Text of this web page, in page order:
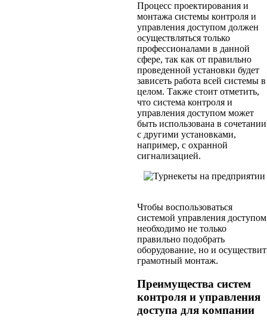
Процесс проектирования и
монтажа системы контроля и
управления доступом должен
осуществляться только
профессионалами в данной
сфере, так как от правильно
проведенной установки будет
зависеть работа всей системы в
целом. Также стоит отметить,
что система контроля и
управления доступом может
быть использована в сочетании
с другими установками,
например, с охранной
сигнализацией.
Чтобы воспользоваться
системой управления
необходимо не только
правильно подобрать
оборудование, но и
грамотный монтаж.
Преимущества систем
контроля и управления
доступа для компании